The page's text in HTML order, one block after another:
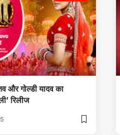
और गोल्डी यादव का
रिलीज